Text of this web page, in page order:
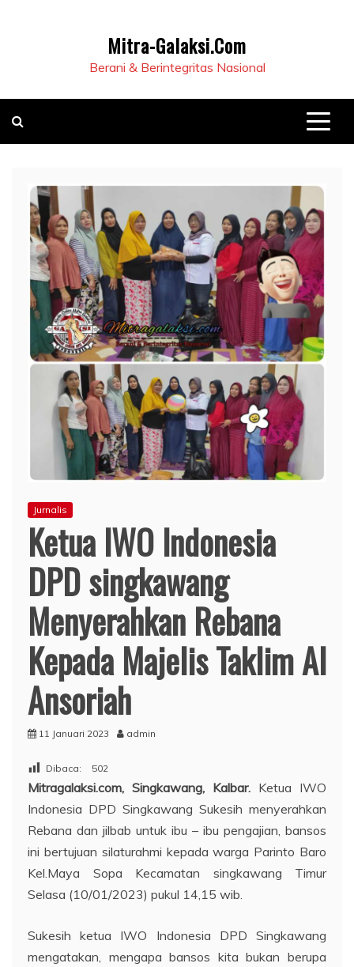
Mitra-Galaksi.Com
Berani & Berintegritas Nasional
Jurnalis
Ketua IWO Indonesia
DPD singkawang
Menyerahkan Rebana
Kepada Majelis Taklim Al
Ansoriah
11 Januari 2023 admin
Dibaca: 502
Mitragalaksi.com, Singkawang, Kalbar. Ketua IWO
Indonesia DPD Singkawang Sukesih menyerahkan
Rebana dan jilbab untuk ibu – ibu pengajian, bansos
ini bertujuan silaturahmi kepada warga Parinto Baro
Kel.Maya Sopa Kecamatan singkawang Timur
Selasa (10/01/2023) pukul 14,15 wib.
Sukesih ketua IWO Indonesia DPD Singkawang
mengatakan, mengapa bansos kita bukan berupa